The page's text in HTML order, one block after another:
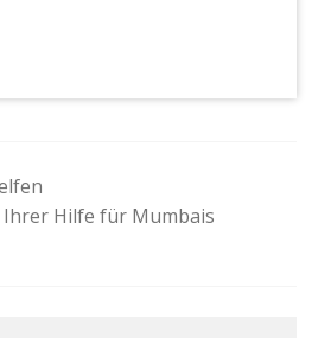
Ihrer Hilfe für Mumbais